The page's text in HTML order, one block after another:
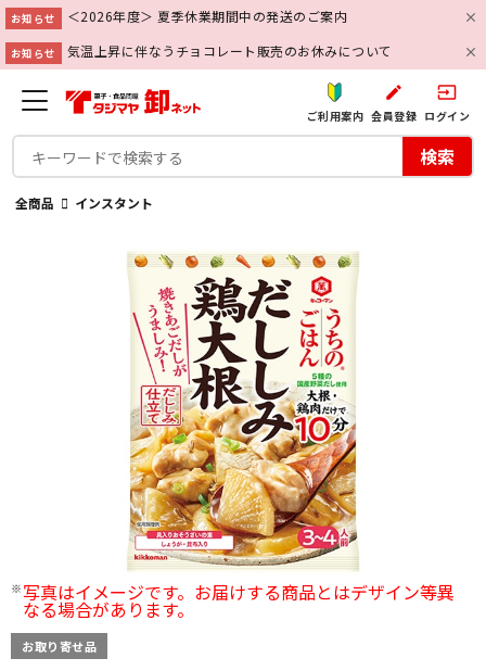
お知らせ ＜2026年度＞ 夏季休業期間中の発送のご案内
お知らせ 気温上昇に伴なうチョコレート販売のお休みについて
ご利用案内
create
会員登録
input
ログイン
検索
全商品 インスタント
写真はイメージです。お届けする商品とはデザイン等異
なる場合があります。
お取り寄せ品